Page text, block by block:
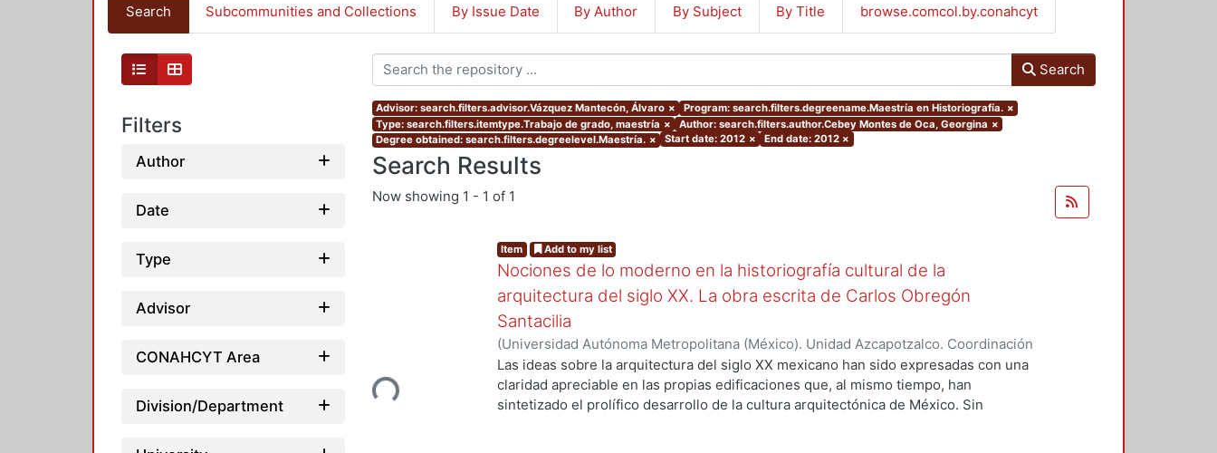
Search Subcommunities and Collections By Issue Date By Author By Subject By Title browse.comcol.by.conahcyt
Filters
Author
Date
Type
Advisor
CONAHCYT Area
Division/Department
Search
Advisor: search.filters.advisor.Vázquez Mantecón, Álvaro × Program: search.filters.degreename.Maestría en Historiografía. ×
Type: search.filters.itemtype.Trabajo de grado, maestría × Author: search.filters.author.Cebey Montes de Oca, Georgina ×
Degree obtained: search.filters.degreelevel.Maestría. × Start date: 2012 × End date: 2012 ×
Search Results
Now showing 1 - 1 of 1
Loading...
Item Add to my list
Nociones de lo moderno en la historiografía cultural de la
arquitectura del siglo XX. La obra escrita de Carlos Obregón
Santacilia
(Universidad Autónoma Metropolitana (México). Unidad Azcapotzalco. Coordinación
de Servicios de Información.,2012-02)Cebey Montes de Oca, Georgina
Las ideas sobre la arquitectura del siglo XX mexicano han sido expresadas con una
claridad apreciable en las propias edificaciones que, al mismo tiempo, han
sintetizado el prolífico desarrollo de la cultura arquitectónica de México. Sin